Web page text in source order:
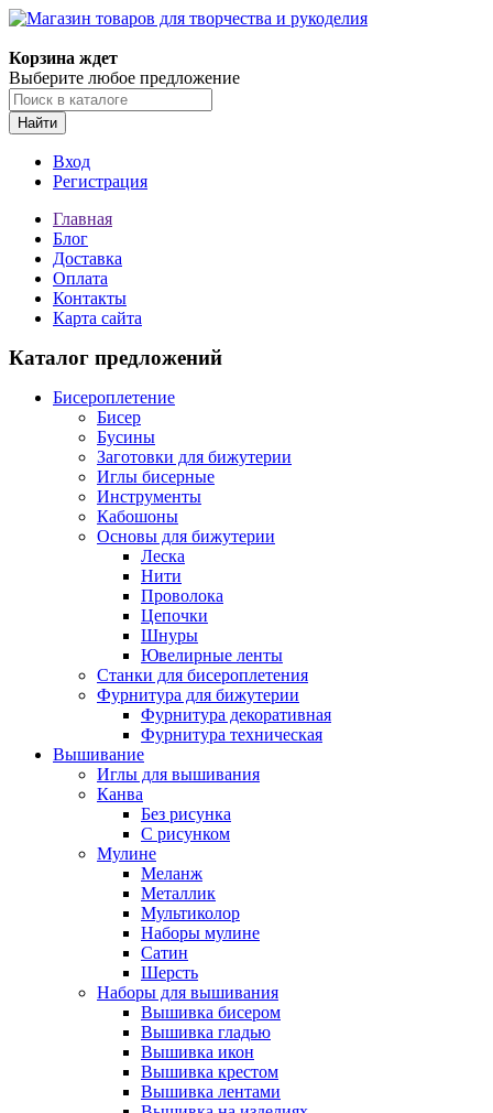
Корзина ждет
Выберите любое предложение
Найти
Вход
Регистрация
Главная
Блог
Доставка
Оплата
Контакты
Карта сайта
Каталог предложений
Бисероплетение
Бисер
Бусины
Заготовки для бижутерии
Иглы бисерные
Инструменты
Кабошоны
Основы для бижутерии
Леска
Нити
Проволока
Цепочки
Шнуры
Ювелирные ленты
Станки для бисероплетения
Фурнитура для бижутерии
Фурнитура декоративная
Фурнитура техническая
Вышивание
Иглы для вышивания
Канва
Без рисунка
С рисунком
Мулине
Меланж
Металлик
Мультиколор
Наборы мулине
Сатин
Шерсть
Наборы для вышивания
Вышивка бисером
Вышивка гладью
Вышивка икон
Вышивка крестом
Вышивка лентами